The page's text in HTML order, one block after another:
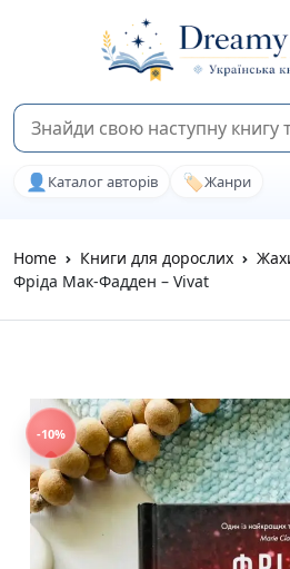
👤 Каталог авторів 🏷️Жанри
Home Книги для дорослих
Фріда Мак-Фадден – Vivat
-10%